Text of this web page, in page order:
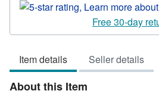
rating
5
out
5
stars
Free 30-day
Item details Seller details
About this Item